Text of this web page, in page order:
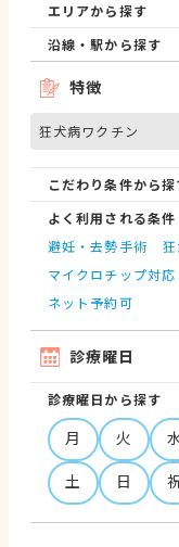
エリアから探す
沿線・駅から探す
特徴
狂犬病ワクチン
こだわり条件から探
よく利用される条件
避妊・去勢手術
マイクロチップ対応
ネット予約可
診療曜日
診療曜日から探す
月 火
土
日